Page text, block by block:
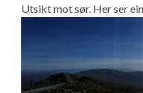
Utsikt mot sør. Her ser